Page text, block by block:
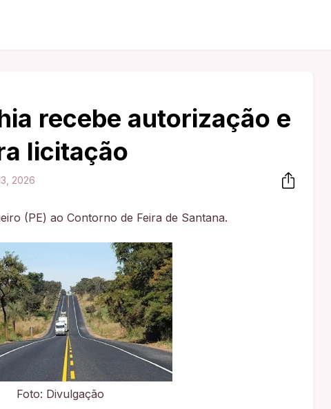
recebe autorização e
licitação
2026
(PE) ao Contorno de Feira de Santana.
Foto: Divulgação